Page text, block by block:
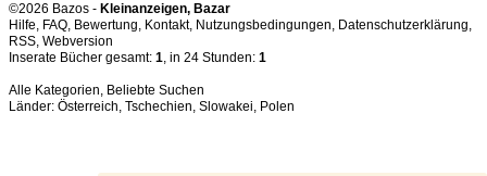
©2026 Bazos - Kleinanzeigen, Bazar
Hilfe, FAQ, Bewertung, Kontakt, Nutzungsbedingungen, Datenschutzerklärung,
RSS,
Inserate Bücher gesamt: 1, in 24 Stunden: 1
Alle Kategorien, Beliebte Suchen
Länder: Österreich, Tschechien, Slowakei, Polen